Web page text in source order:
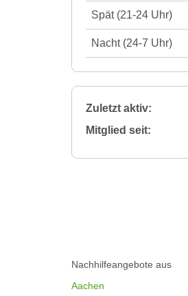
Spät (21-24 Uhr)
Nacht (24-7 Uhr)
Zuletzt aktiv:
Mitglied seit:
Nachhilfeangebote aus
Aachen